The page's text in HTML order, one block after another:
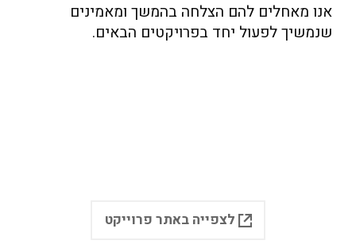
אנו מאחלים להם הצלחה בהמשך ומאמינים
שנמשיך לפעול יחד בפרויקטים הבאים.
לצפייה באתר פרוייקט